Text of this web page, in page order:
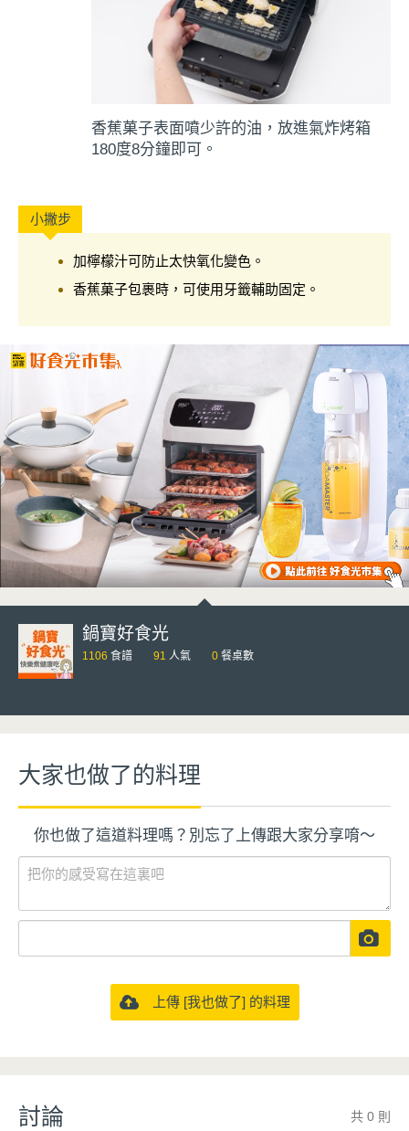
香蕉菓子表面噴少許的油，放進氣炸烤箱
180度8分鐘即可。
加檸檬汁可防止太快氧化變色。
香蕉菓子包裹時，可使用牙籤輔助固定。
鍋寶好食光
1106 食譜 91 人氣 0 餐桌數
大家也做了的料理
你也做了這道料理嗎？別忘了上傳跟大家分享唷～
上傳 [我也做了] 的料理
討論 共 0 則